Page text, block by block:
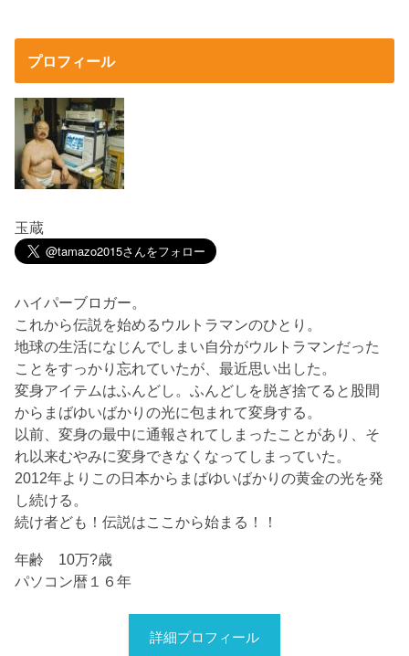
プロフィール
玉蔵
ハイパーブロガー。
これから伝説を始めるウルトラマンのひとり。
地球の生活になじんでしまい自分がウルトラマンだった
ことをすっかり忘れていたが、最近思い出した。
変身アイテムはふんどし。ふんどしを脱ぎ捨てると股間
からまばゆいばかりの光に包まれて変身する。
以前、変身の最中に通報されてしまったことがあり、そ
れ以来むやみに変身できなくなってしまっていた。
2012年よりこの日本からまばゆいばかりの黄金の光を発
し続ける。
続け者ども！伝説はここから始まる！！
年齢 10万?歳
パソコン暦１６年
詳細プロフィール